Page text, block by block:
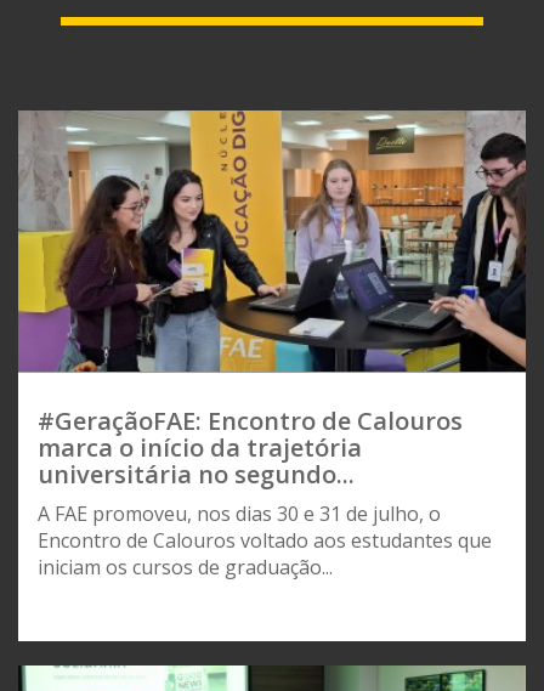
#GeraçãoFAE: Encontro de Calouros
marca o início da trajetória
universitária no segundo...
A FAE promoveu, nos dias 30 e 31 de julho, o
Encontro de Calouros voltado aos estudantes que
iniciam os cursos de graduação...